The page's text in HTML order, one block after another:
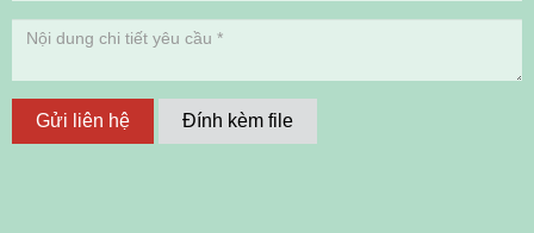
Gửi liên hệ Đính kèm file